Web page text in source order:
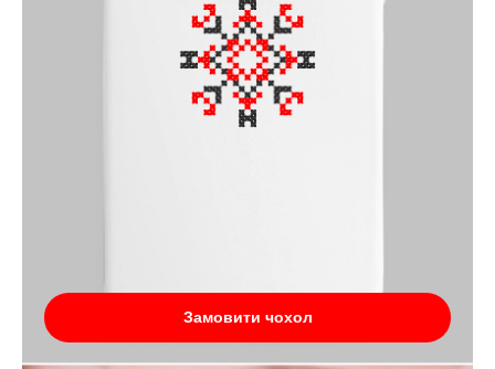
Замовити чохол